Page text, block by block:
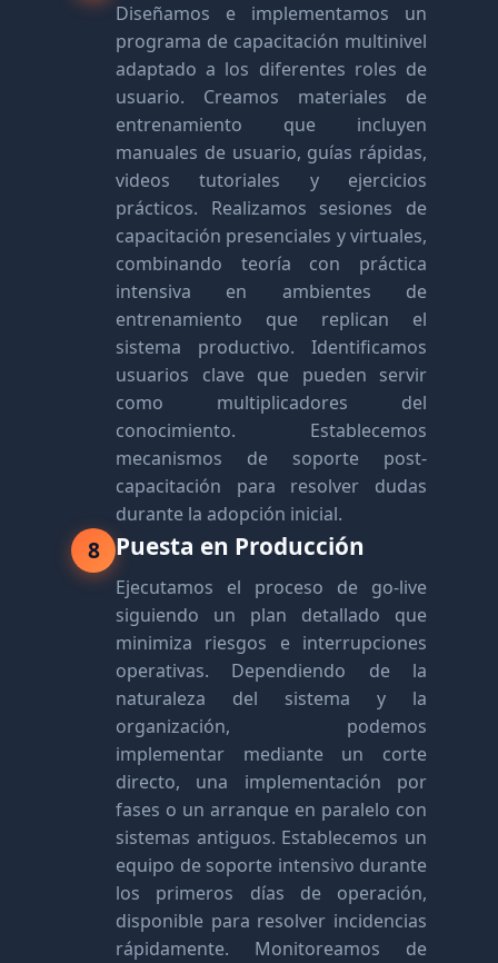
Diseñamos e implementamos un
programa de capacitación multinivel
adaptado a los diferentes roles de
usuario. Creamos materiales de
entrenamiento que incluyen
manuales de usuario, guías rápidas,
videos tutoriales y ejercicios
prácticos. Realizamos sesiones de
capacitación presenciales y virtuales,
combinando teoría con práctica
intensiva en ambientes de
entrenamiento que replican el
sistema productivo. Identificamos
usuarios clave que pueden servir
como multiplicadores del
conocimiento. Establecemos
mecanismos de soporte post-
capacitación para resolver dudas
durante la adopción inicial.
8 Puesta en Producción
Ejecutamos el proceso de go-live
siguiendo un plan detallado que
minimiza riesgos e interrupciones
operativas. Dependiendo de la
naturaleza del sistema y la
organización, podemos
implementar mediante un corte
directo, una implementación por
fases o un arranque en paralelo con
sistemas antiguos. Establecemos un
equipo de soporte intensivo durante
los primeros días de operación,
disponible para resolver incidencias
rápidamente. Monitoreamos de